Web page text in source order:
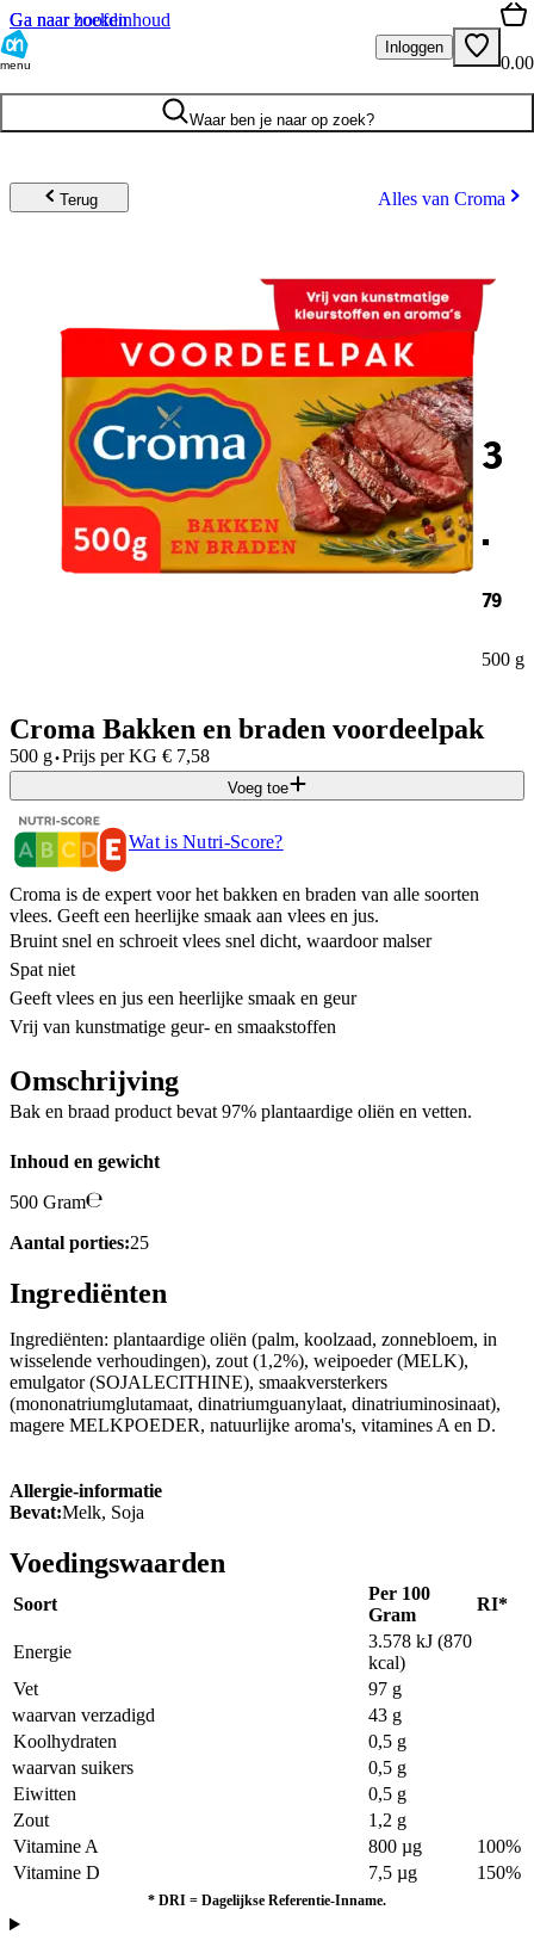
Ga naar hoofdinhoud
Ga naar zoeken
menu
Inloggen
0.00
Waar ben je naar op zoek?
Terug Alles van Croma
3
.
79
500 g
Croma Bakken en braden voordeelpak
500 g·Prijs per KG € 7,58
Voeg toe
Wat is Nutri-Score?
Croma is de expert voor het bakken en braden van alle soorten
vlees. Geeft een heerlijke smaak aan vlees en jus.
Bruint snel en schroeit vlees snel dicht, waardoor malser
Spat niet
Geeft vlees en jus een heerlijke smaak en geur
Vrij van kunstmatige geur- en smaakstoffen
Omschrijving
Bak en braad product bevat 97% plantaardige oliën en vetten.
Inhoud en gewicht
500 Gram
Aantal porties:25
Ingrediënten
Ingrediënten: plantaardige oliën (palm, koolzaad, zonnebloem, in
wisselende verhoudingen), zout (1,2%), weipoeder (MELK),
emulgator (SOJALECITHINE), smaakversterkers
(mononatriumglutamaat, dinatriumguanylaat, dinatriuminosinaat),
magere MELKPOEDER, natuurlijke aroma's, vitamines A en D.
Allergie-informatie
Bevat:Melk, Soja
Voedingswaarden
Soort
Per 100
Gram
RI*
Energie
3.578 kJ (870
kcal)
Vet
97 g
waarvan verzadigd
43 g
Koolhydraten
0,5 g
waarvan suikers
0,5 g
Eiwitten
0,5 g
Zout
1,2 g
Vitamine A
800 µg
100%
Vitamine D
7,5 µg 150%
* DRI = Dagelijkse Referentie-Inname.